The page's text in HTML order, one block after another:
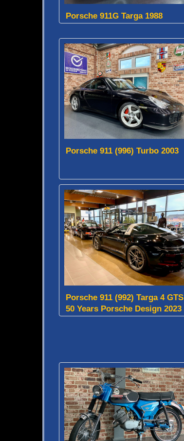
Porsche 911G Targa 1988
Porsche 911 (996) Turbo 2003
Porsche 911 (992) Targa 4 GTS
50 Years Porsche Design 2023